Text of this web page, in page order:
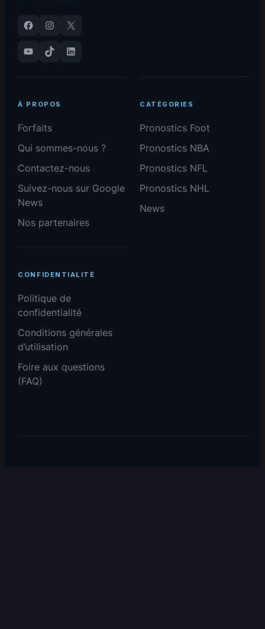
Facebook Instagram
X
YouTube
TikTok LinkedIn
À PROPOS
Forfaits
Qui sommes-nous ?
Contactez-nous
Suivez-nous sur Google
News
Nos partenaires
CATÉGORIES
Pronostics Foot
Pronostics NBA
Pronostics NFL
Pronostics NHL
News
CONFIDENTIALITÉ
Politique de
confidentialité
Conditions générales
d’utilisation
Foire aux questions
(FAQ)